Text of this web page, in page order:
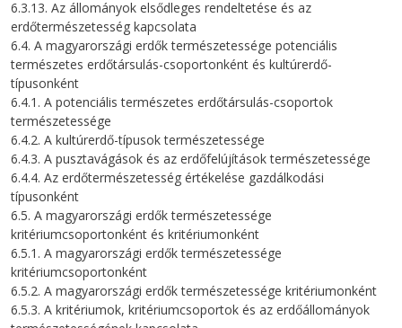
6.3.13. Az állományok elsődleges rendeltetése és az
erdőtermészetesség kapcsolata
6.4. A magyarországi erdők természetessége potenciális
természetes erdőtársulás-csoportonként és kultúrerdő-
típusonként
6.4.1. A potenciális természetes erdőtársulás-csoportok
természetessége
6.4.2. A kultúrerdő-típusok természetessége
6.4.3. A pusztavágások és az erdőfelújítások természetessége
6.4.4. Az erdőtermészetesség értékelése gazdálkodási
típusonként
6.5. A magyarországi erdők természetessége
kritériumcsoportonként és kritériumonként
6.5.1. A magyarországi erdők természetessége
kritériumcsoportonként
6.5.2. A magyarországi erdők természetessége kritériumonként
6.5.3. A kritériumok, kritériumcsoportok és az erdőállományok